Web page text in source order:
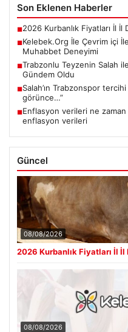
Son Eklenen Haberler
■2026 Kurbanlık Fiyatları İl
■Kelebek.Org İle Çevrim içi
Muhabbet Deneyimi
■Trabzonlu Teyzenin Salah
Gündem Oldu
■Salah’ın Trabzonspor
görünce…”
■Enflasyon verileri ne zaman
enflasyon verileri
Güncel
08/08/2026
2026 Kurbanlık Fiyatları İl
08/08/2026